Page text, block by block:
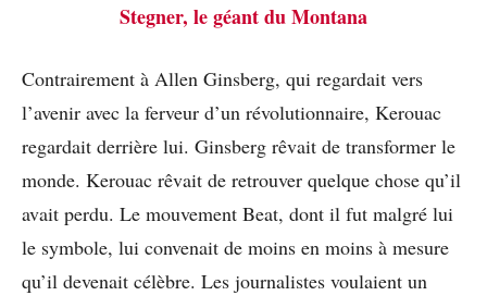
Stegner, le géant du Montana
Contrairement à Allen Ginsberg, qui regardait vers
l’avenir avec la ferveur d’un révolutionnaire, Kerouac
regardait derrière lui. Ginsberg rêvait de transformer le
monde. Kerouac rêvait de retrouver quelque chose qu’il
avait perdu. Le mouvement Beat, dont il fut malgré lui
le symbole, lui convenait de moins en moins à mesure
qu’il devenait célèbre. Les journalistes voulaient un